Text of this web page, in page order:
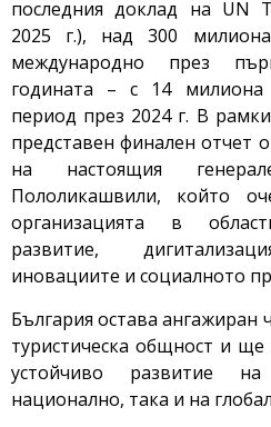
последния доклад на UN
2025 г.), над 300
международно през
годината – с 14
период през 2024 г. В
представен финален отчет
на настоящия
Пололикашвили, който
организацията в
развитие,
иновациите и социалното
България остава
туристическа общност и
устойчиво развитие
национално, така и на